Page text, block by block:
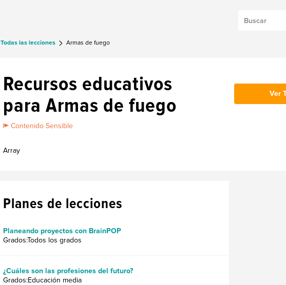
Todas las lecciones Armas de fuego
Recursos educativos
para Armas de fuego
Contenido Sensible
Array
Ver
Planes de lecciones
Planeando proyectos con BrainPOP
Grados:Todos los grados
¿Cuáles son las profesiones del futuro?
Grados:Educación media